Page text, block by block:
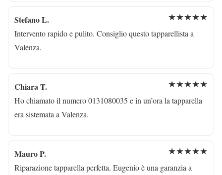
Stefano L. ★★★★★
Intervento rapido e pulito. Consiglio questo tapparellista a
Valenza.
Chiara T. ★★★★★
Ho chiamato il numero 0131080035 e in un’ora la tapparella
era sistemata a Valenza.
Mauro P. ★★★★★
Riparazione tapparella perfetta. Eugenio è una garanzia a